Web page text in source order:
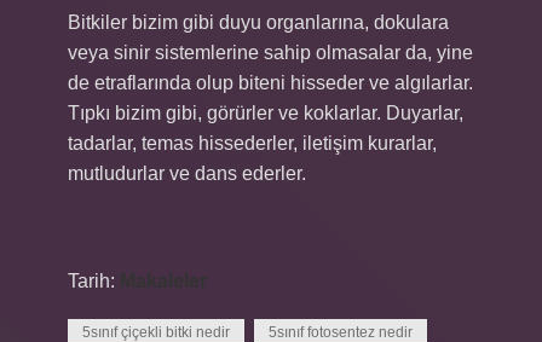
Bitkiler bizim gibi duyu organlarına, dokulara
veya sinir sistemlerine sahip olmasalar da, yine
de etraflarında olup biteni hisseder ve algılarlar.
Tıpkı bizim gibi, görürler ve koklarlar. Duyarlar,
tadarlar, temas hissederler, iletişim kurarlar,
mutludurlar ve dans ederler.
Tarih:
5sınıf çiçekli bitki nedir 5sınıf fotosentez nedir